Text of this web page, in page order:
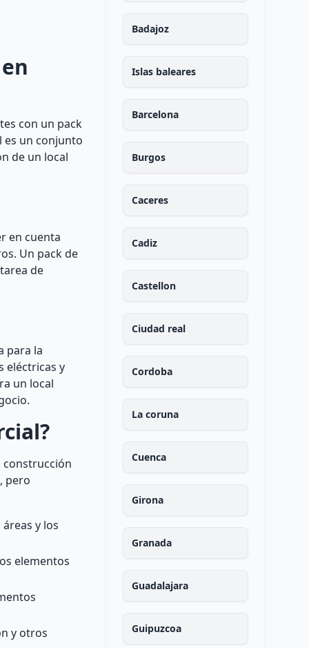
con un pack
es un conjunto
de un local
en cuenta
Un pack de
de
para la
eléctricas y
un local
construcción
pero
y los
elementos
y otros
Badajoz
Islas baleares
Barcelona
Burgos
Caceres
Cadiz
Castellon
Ciudad real
Cordoba
La coruna
Cuenca
Girona
Granada
Guadalajara
Guipuzcoa